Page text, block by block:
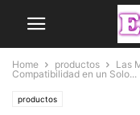
Home productos
Las
Compatibilidad en un Solo...
productos